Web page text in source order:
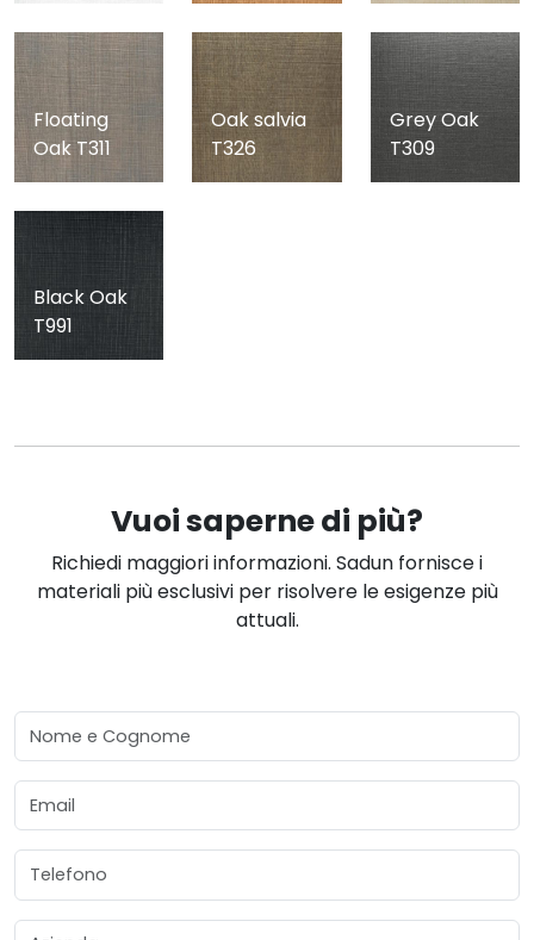
Floating
Oak T311
Oak salvia
T326
Grey Oak
T309
Black Oak
T991
Vuoi saperne di più?
Richiedi maggiori informazioni. Sadun fornisce i
materiali più esclusivi per risolvere le esigenze più
attuali.
Nome e Cognome
Email
Telefono
Azienda